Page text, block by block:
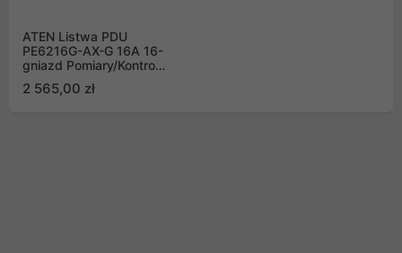
ATEN Listwa PDU
PE6216G-AX-G 16A 16-
gniazd Pomiary/Kontrola
2 565,00 zł